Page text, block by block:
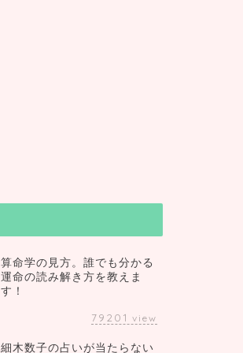
算命学の見方。誰でも分かる
運命の読み解き方を教えま
す！
79201 view
細木数子の占いが当たらない